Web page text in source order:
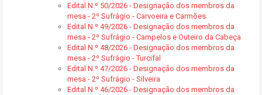
Edital N.º 50/2026 - Designação dos membros da
mesa - 2º Sufrágio - Carvoeira e Carmões
Edital N.º 49/2026 - Designação dos membros da
mesa - 2º Sufrágio - Campelos e Outeiro da Cabeça
Edital N.º 48/2026 - Designação dos membros da
mesa - 2º Sufrágio - Turcifal
Edital N.º 47/2026 - Designação dos membros da
mesa - 2º Sufrágio - Silveira
Edital N.º 46/2026 - Designação dos membros da